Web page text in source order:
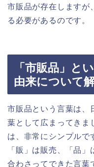
市販品が存在しますが
る必要があるのです。
「市販品」と
由来について
市販品という言葉は、
葉として広まってきま
は、非常にシンプルで
「販」は販売、「品
合わさってできた言葉